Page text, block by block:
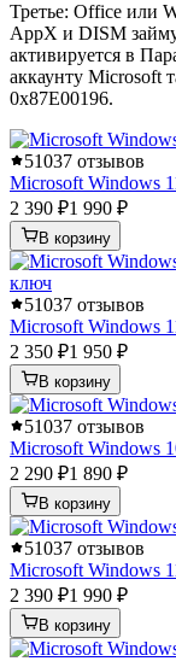
Третье: Office или
AppX и DISM
активируется в
аккаунту Microsoft
0x87E00196.
51037 отзывов
Microsoft Windows
2 390 ₽1 990 ₽
В корзину
51037 отзывов
Microsoft Windows
2 350 ₽1 950 ₽
В корзину
51037 отзывов
Microsoft Windows
2 290 ₽1 890 ₽
В корзину
51037 отзывов
Microsoft Windows
2 390 ₽1 990 ₽
В корзину